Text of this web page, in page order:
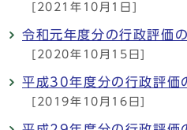
[2021年10月1日]
令和元年度分の行政評価
[2020年10月15日]
平成30年度分の行政評価
[2019年10月16日]